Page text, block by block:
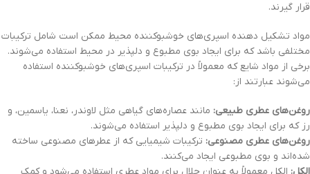
قرار گیرند.
مواد تشکیل دهنده اسپری‌های خوشبوکننده محیط ممکن است شامل ترکیبات
مختلفی باشد که برای ایجاد بوی مطبوع و دلپذیر در محیط استفاده می‌شوند.
برخی از مواد شایع که معمولاً در ترکیبات اسپری‌های خوشبوکننده استفاده
می‌شوند عبارتند از:
روغن‌های عطری طبیعی: مانند عصاره‌های گیاهی مثل لاوندر، نعنا، یاسمین، و
رز که برای ایجاد بوی مطبوع و دلپذیر استفاده می‌شوند.
روغن‌های عطری مصنوعی: ترکیبات شیمیایی که از عطرهای مصنوعی ساخته
شده‌اند و بوی مطبوعی ایجاد می‌کنند.